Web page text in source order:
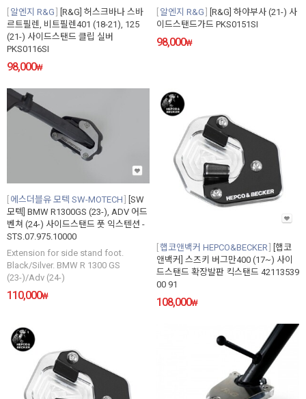
알엔지 R&G
[R&G] 허스크바나 스바
르트필렌, 비트필렌401 (18-21), 125
(21-) 사이드스탠드 클립 실버
PKS0116SI
98,000₩
알엔지 R&G
[R&G] 하야부사 (21-) 사
이드스탠드가드 PKS0151SI
98,000₩
에스더블유 모텍 SW-MOTECH
[SW
모텍] BMW R1300GS (23-), ADV 어드
벤쳐 (24-) 사이드스탠드 풋 익스텐션 -
STS.07.975.10000
Extension for side stand foot.
Black/Silver. BMW R 1300 GS
(23-)/Adv (24-)
110,000₩
햅코앤백커 HEPCO&BECKER
[햅코
앤백커] 스즈키 버그만400 (17~) 사이
드스탠드 확장발판 킥스탠드 42113539
00 91
108,000₩